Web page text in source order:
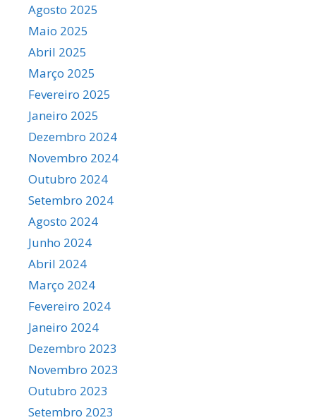
Agosto 2025
Maio 2025
Abril 2025
Março 2025
Fevereiro 2025
Janeiro 2025
Dezembro 2024
Novembro 2024
Outubro 2024
Setembro 2024
Agosto 2024
Junho 2024
Abril 2024
Março 2024
Fevereiro 2024
Janeiro 2024
Dezembro 2023
Novembro 2023
Outubro 2023
Setembro 2023